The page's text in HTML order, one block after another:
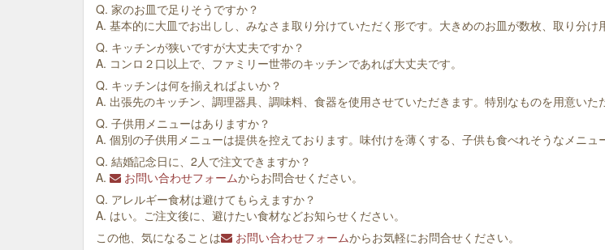
Q. 家のお皿で足りそうですか？
A. 基本的に大皿でお出しし、みなさま取り分けていただく形です。大きめのお皿が数枚、取り分け
Q. キッチンが狭いですが大丈夫ですか？
A. コンロ２口以上で、ファミリー世帯のキッチンであれば大丈夫です。
Q. キッチンは何を揃えればよいか？
A. 出張先のキッチン、調理器具、調味料、食器を使用させていただきます。特別なものを用意いた
Q. 子供用メニューはありますか？
A. 個別の子供用メニューは提供を控えております。味付けを薄くする、子供も食べれそうなメニュ
Q. 結婚記念日に、2人で注文できますか？
A.
お問い合わせフォームからお問合せください。
Q. アレルギー食材は避けてもらえますか？
A. はい。ご注文後に、避けたい食材などお知らせください。
この他、気になることは
お問い合わせフォームからお気軽にお問合せください。